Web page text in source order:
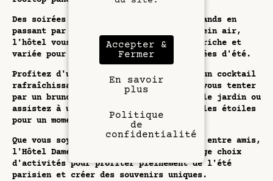
Des soirées musicales aux brunchs gourmands en
passant par des séances de cinéma en plein air,
l'hôtel vous propose une programmation riche et
variée pour animer vos journées et soirées d'été.
Profitez d'un concert jazz en sirotant un cocktail
rafraîchissant sur le rooftop, laissez-vous tenter
par un brunch dominical savoureux dans le jardin ou
assistez à une projection de film sous les étoiles
pour un moment de détente inoubliable.
Que vous soyez en couple, en famille ou entre amis,
l'Hôtel Dame des Arts vous offre un large choix
d'activités pour profiter pleinement de l'été
parisien et créer des souvenirs uniques.
Accepter &
Fermer
En savoir
plus
Politique
de
confidentialité